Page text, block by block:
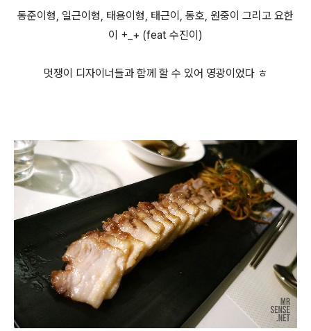
동준이형, 일근이형, 태용이형, 태근이, 동호, 원중이 그리고 요한
이 +_+ (feat 수진이)
멋쟁이 디자이너들과 함께 할 수 있어 영광이었다 ㅎ